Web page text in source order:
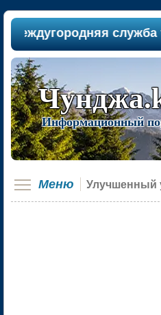
служба
Информационный
Меню Улучшенный